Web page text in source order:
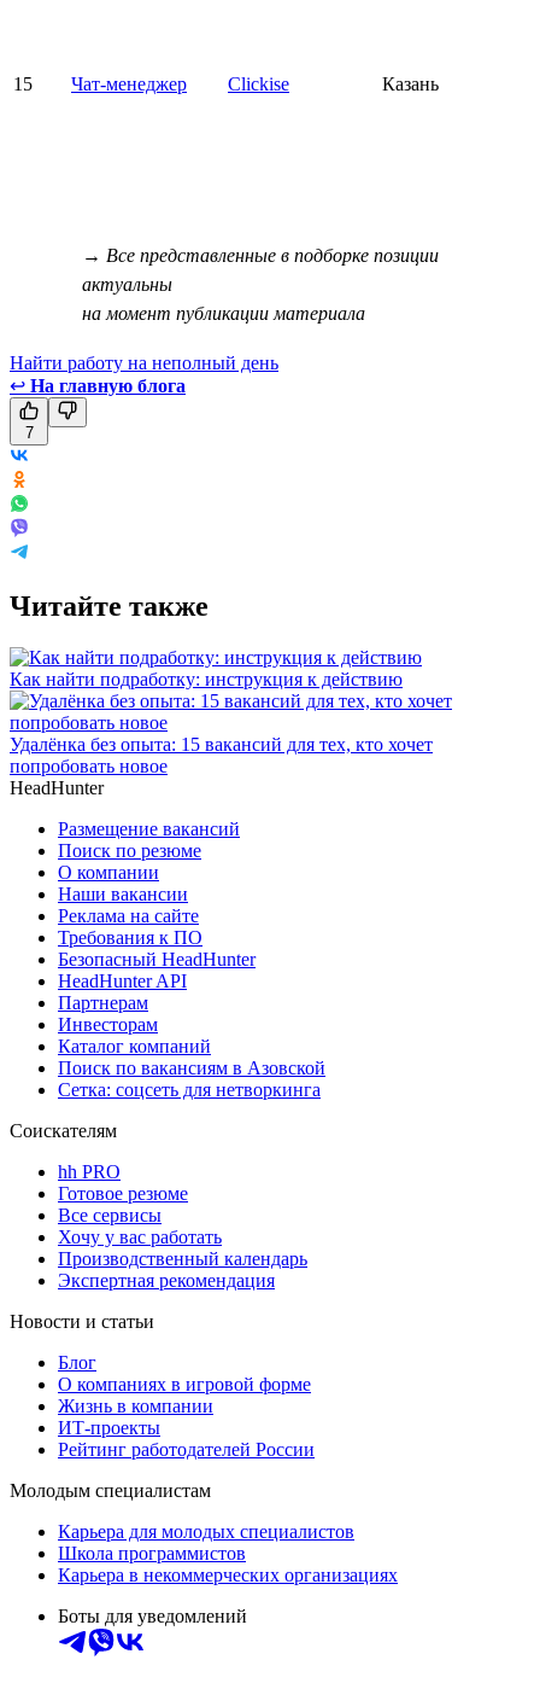
15 Чат-менеджер Clickise Казань
→ Все представленные в подборке позиции
актуальны
на момент публикации материала
Найти работу на неполный день
↩ На главную блога
7
Читайте также
Как найти подработку: инструкция к действию
Удалёнка без опыта: 15 вакансий для тех, кто хочет
попробовать новое
HeadHunter
Размещение вакансий
Поиск по резюме
О компании
Наши вакансии
Реклама на сайте
Требования к ПО
Безопасный HeadHunter
HeadHunter API
Партнерам
Инвесторам
Каталог компаний
Поиск по вакансиям в Азовской
Сетка: соцсеть для нетворкинга
Соискателям
hh PRO
Готовое резюме
Все сервисы
Хочу у вас работать
Производственный календарь
Экспертная рекомендация
Новости и статьи
Блог
О компаниях в игровой форме
Жизнь в компании
ИТ-проекты
Рейтинг работодателей России
Молодым специалистам
Карьера для молодых специалистов
Школа программистов
Карьера в некоммерческих организациях
Боты для уведомлений